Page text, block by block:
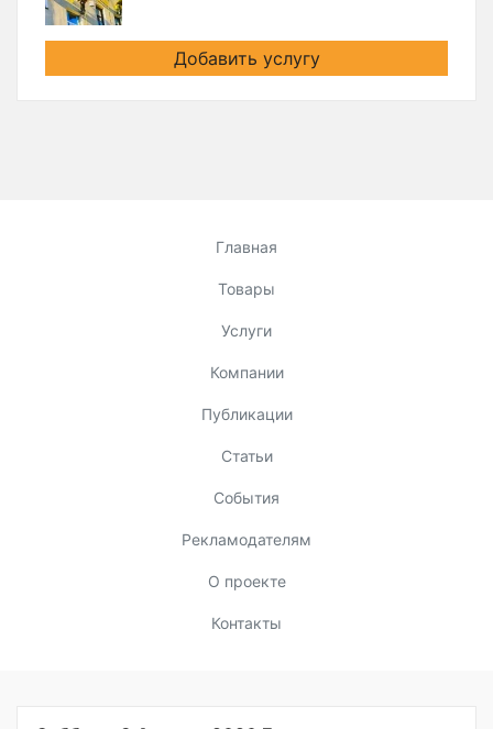
Добавить услугу
Главная
Товары
Услуги
Компании
Публикации
Статьи
События
Рекламодателям
О проекте
Контакты